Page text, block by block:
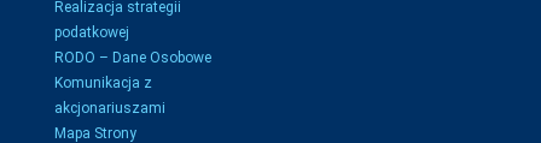
Realizacja strategii
podatkowej
RODO – Dane Osobowe
Komunikacja z
akcjonariuszami
Mapa Strony